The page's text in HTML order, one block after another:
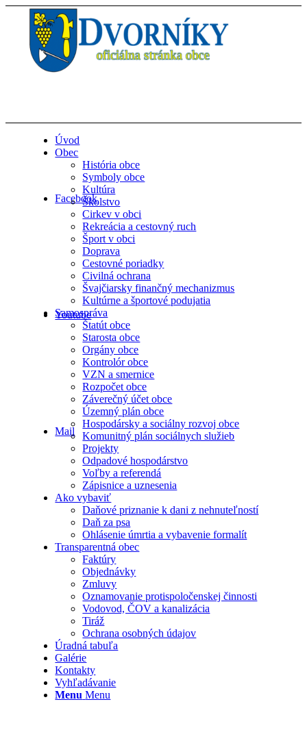
Facebook
Youtube
Mail
Úvod
Obec
História obce
Symboly obce
Kultúra
Školstvo
Cirkev v obci
Rekreácia a cestovný ruch
Šport v obci
Doprava
Cestovné poriadky
Civilná ochrana
Švajčiarsky finančný mechanizmus
Kultúrne a športové podujatia
Samospráva
Štatút obce
Starosta obce
Orgány obce
Kontrolór obce
VZN a smernice
Rozpočet obce
Záverečný účet obce
Územný plán obce
Hospodársky a sociálny rozvoj obce
Komunitný plán sociálnych služieb
Projekty
Odpadové hospodárstvo
Voľby a referendá
Zápisnice a uznesenia
Ako vybaviť
Daňové priznanie k dani z nehnuteľností
Daň za psa
Ohlásenie úmrtia a vybavenie formalít
Transparentná obec
Faktúry
Objednávky
Zmluvy
Oznamovanie protispoločenskej činnosti
Vodovod, ČOV a kanalizácia
Tiráž
Ochrana osobných údajov
Úradná tabuľa
Galérie
Kontakty
Vyhľadávanie
Menu Menu